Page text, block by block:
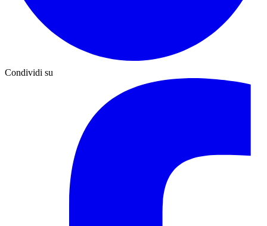
Condividi su